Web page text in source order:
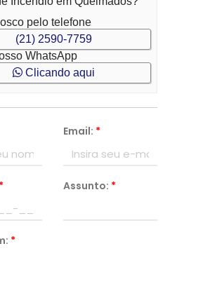
pelo telefone
(21) 2590-7759
WhatsApp
Clicando aqui
Email: *
* Assunto: *
*